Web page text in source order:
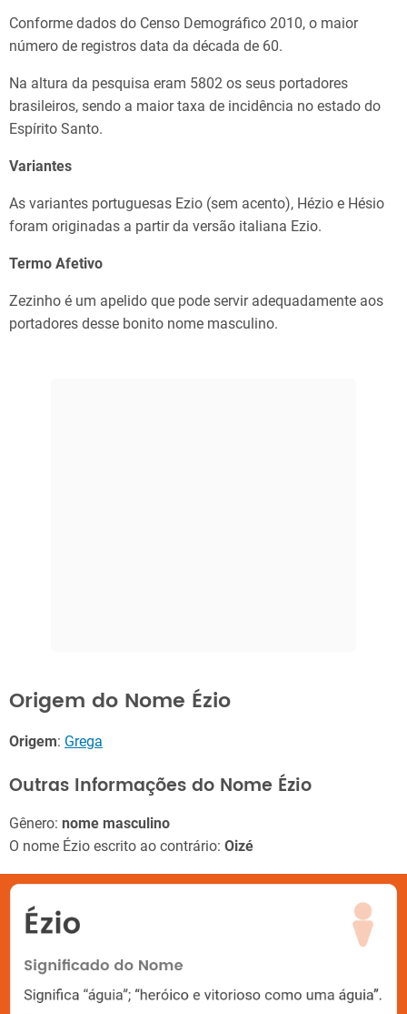
Conforme dados do Censo Demográfico 2010, o maior
número de registros data da década de 60.
Na altura da pesquisa eram 5802 os seus portadores
brasileiros, sendo a maior taxa de incidência no estado do
Espírito Santo.
Variantes
As variantes portuguesas Ezio (sem acento), Hézio e Hésio
foram originadas a partir da versão italiana Ezio.
Termo Afetivo
Zezinho é um apelido que pode servir adequadamente aos
portadores desse bonito nome masculino.
Origem do Nome Ézio
Origem: Grega
Outras Informações do Nome Ézio
Gênero: nome masculino
O nome Ézio escrito ao contrário: Oizé